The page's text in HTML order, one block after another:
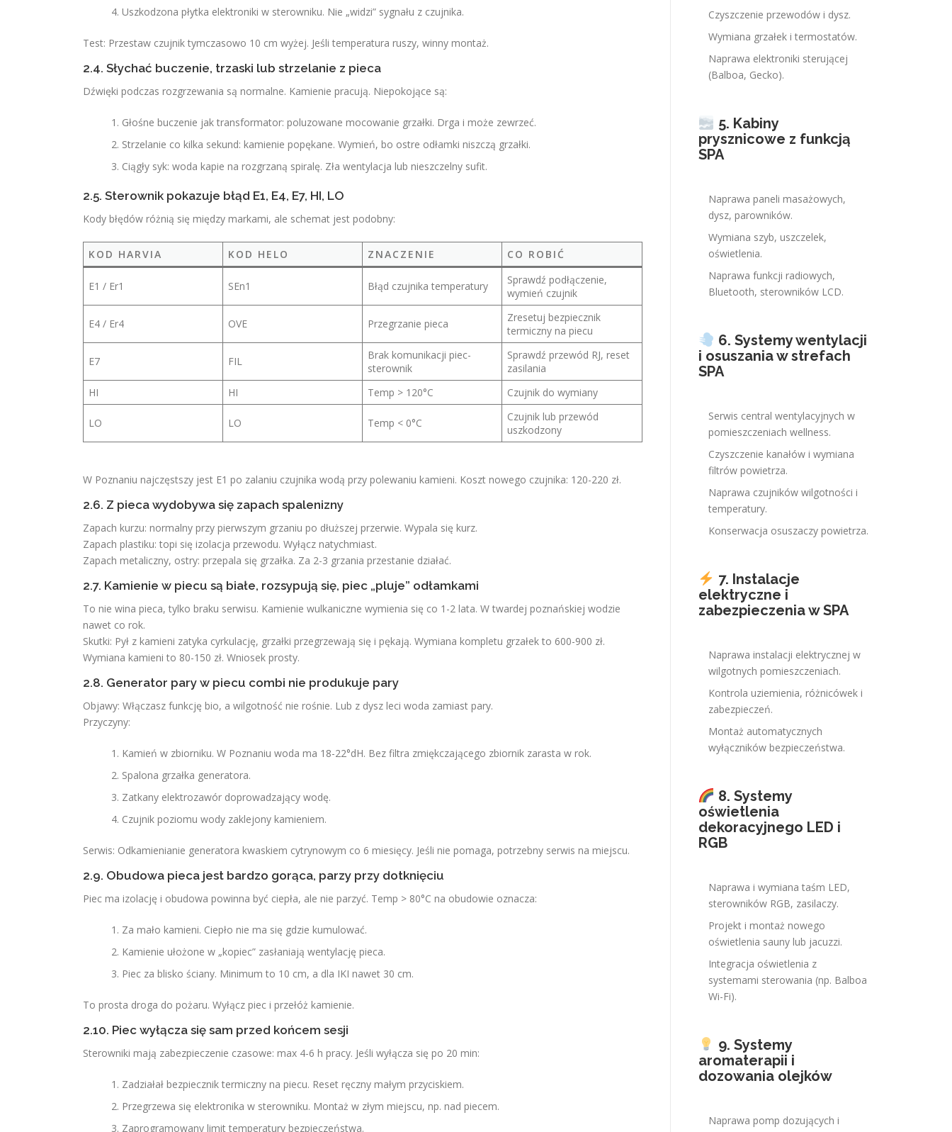
Uszkodzona płytka elektroniki w sterowniku. Nie „widzi” sygnału z czujnika.
Test: Przestaw czujnik tymczasowo 10 cm wyżej. Jeśli temperatura ruszy, winny montaż.
2.4. Słychać buczenie, trzaski lub strzelanie z pieca
Dźwięki podczas rozgrzewania są normalne. Kamienie pracują. Niepokojące są:
Głośne buczenie jak transformator: poluzowane mocowanie grzałki. Drga i może zewrzeć.
Strzelanie co kilka sekund: kamienie popękane. Wymień, bo ostre odłamki niszczą grzałki.
Ciągły syk: woda kapie na rozgrzaną spiralę. Zła wentylacja lub nieszczelny sufit.
2.5. Sterownik pokazuje błąd E1, E4, E7, HI, LO
Kody błędów różnią się między markami, ale schemat jest podobny:
KOD HARVIA KOD HELO ZNACZENIE CO ROBIĆ
E1 / Er1 SEn1 Błąd czujnika temperatury
Sprawdź podłączenie,
wymień czujnik
E4 / Er4 OVE Przegrzanie pieca
Zresetuj bezpiecznik
termiczny na piecu
E7 FIL
Brak komunikacji piec-
sterownik
Sprawdź przewód RJ, reset
zasilania
HI
HI Temp > 120°C Czujnik do wymiany
LO LO Temp < 0°C
Czujnik lub przewód
uszkodzony
W Poznaniu najczęstszy jest E1 po zalaniu czujnika wodą przy polewaniu kamieni. Koszt nowego czujnika: 120-220 zł.
2.6. Z pieca wydobywa się zapach spalenizny
Zapach kurzu: normalny przy pierwszym grzaniu po dłuższej przerwie. Wypala się kurz.
Zapach plastiku: topi się izolacja przewodu. Wyłącz natychmiast.
Zapach metaliczny, ostry: przepala się grzałka. Za 2-3 grzania przestanie działać.
2.7. Kamienie w piecu są białe, rozsypują się, piec „pluje” odłamkami
To nie wina pieca, tylko braku serwisu. Kamienie wulkaniczne wymienia się co 1-2 lata. W twardej poznańskiej wodzie
nawet co rok.
Skutki: Pył z kamieni zatyka cyrkulację, grzałki przegrzewają się i pękają. Wymiana kompletu grzałek to 600-900 zł.
Wymiana kamieni to 80-150 zł. Wniosek prosty.
2.8. Generator pary w piecu combi nie produkuje pary
Objawy: Włączasz funkcję bio, a wilgotność nie rośnie. Lub z dysz leci woda zamiast pary.
Przyczyny:
Kamień w zbiorniku. W Poznaniu woda ma 18-22°dH. Bez filtra zmiękczającego zbiornik zarasta w rok.
Spalona grzałka generatora.
Zatkany elektrozawór doprowadzający wodę.
Czujnik poziomu wody zaklejony kamieniem.
Serwis: Odkamienianie generatora kwaskiem cytrynowym co 6 miesięcy. Jeśli nie pomaga, potrzebny serwis na miejscu.
2.9. Obudowa pieca jest bardzo gorąca, parzy przy dotknięciu
Piec ma izolację i obudowa powinna być ciepła, ale nie parzyć. Temp > 80°C na obudowie oznacza:
Za mało kamieni. Ciepło nie ma się gdzie kumulować.
Kamienie ułożone w „kopiec” zasłaniają wentylację pieca.
Piec za blisko ściany. Minimum to 10 cm, a dla IKI nawet 30 cm.
To prosta droga do pożaru. Wyłącz piec i przełóż kamienie.
2.10. Piec wyłącza się sam przed końcem sesji
Sterowniki mają zabezpieczenie czasowe: max 4-6 h pracy. Jeśli wyłącza się po 20 min:
Zadziałał bezpiecznik termiczny na piecu. Reset ręczny małym przyciskiem.
Przegrzewa się elektronika w sterowniku. Montaż w złym miejscu, np. nad piecem.
Zaprogramowany limit temperatury bezpieczeństwa.
Czyszczenie przewodów i dysz.
Wymiana grzałek i termostatów.
Naprawa elektroniki sterującej
(Balboa, Gecko).
5. Kabiny
prysznicowe z funkcją
SPA
Naprawa paneli masażowych,
dysz, parowników.
Wymiana szyb, uszczelek,
oświetlenia.
Naprawa funkcji radiowych,
Bluetooth, sterowników LCD.
6. Systemy wentylacji
i osuszania w strefach
SPA
Serwis central wentylacyjnych w
pomieszczeniach wellness.
Czyszczenie kanałów i wymiana
filtrów powietrza.
Naprawa czujników wilgotności i
temperatury.
Konserwacja osuszaczy powietrza.
7. Instalacje
elektryczne i
zabezpieczenia w SPA
Naprawa instalacji elektrycznej w
wilgotnych pomieszczeniach.
Kontrola uziemienia, różnicówek i
zabezpieczeń.
Montaż automatycznych
wyłączników bezpieczeństwa.
8. Systemy
oświetlenia
dekoracyjnego LED i
RGB
Naprawa i wymiana taśm LED,
sterowników RGB, zasilaczy.
Projekt i montaż nowego
oświetlenia sauny lub jacuzzi.
Integracja oświetlenia z
systemami sterowania (np. Balboa
Wi-Fi).
9. Systemy
aromaterapii i
dozowania olejków
Naprawa pomp dozujących i